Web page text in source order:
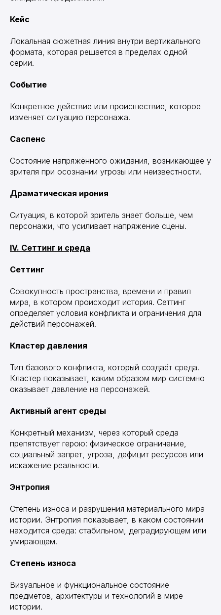
Кейс
Локальная сюжетная линия внутри вертикального
формата, которая решается в пределах одной
серии.
Событие
Конкретное действие или происшествие, которое
изменяет ситуацию персонажа.
Саспенс
Состояние напряжённого ожидания, возникающее у
зрителя при осознании угрозы или неизвестности.
Драматическая ирония
Ситуация, в которой зритель знает больше, чем
персонажи, что усиливает напряжение сцены.
IV. Сеттинг и среда
Сеттинг
Совокупность пространства, времени и правил
мира, в котором происходит история. Сеттинг
определяет условия конфликта и ограничения для
действий персонажей.
Кластер давления
Тип базового конфликта, который создаёт среда.
Кластер показывает, каким образом мир системно
оказывает давление на персонажей.
Активный агент среды
Конкретный механизм, через который среда
препятствует герою: физическое ограничение,
социальный запрет, угроза, дефицит ресурсов или
искажение реальности.
Энтропия
Степень износа и разрушения материального мира
истории. Энтропия показывает, в каком состоянии
находится среда: стабильном, деградирующем или
умирающем.
Степень износа
Визуальное и функциональное состояние
предметов, архитектуры и технологий в мире
истории.